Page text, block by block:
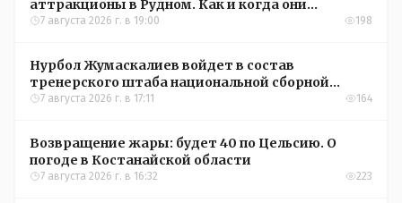
аттракционы в Рудном. Как и когда они
окупятся?
7 августа 2026 г. в 19:00 198
Нурбол Жумаскалиев войдет в состав
тренерского штаба национальной сборной
Казахстана по футболу
7 августа 2026 г. в 17:11 164
Возвращение жары: будет 40 по Цельсию. О
погоде в Костанайской области
7 августа 2026 г. в 16:32 223